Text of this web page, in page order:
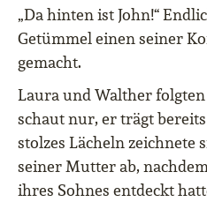
„Da hinten ist John!“
Getümmel einen seiner
gemacht.
Laura und Walther folgten
schaut nur, er trägt
stolzes Lächeln zeichnete
seiner Mutter ab,
ihres Sohnes entdeckt